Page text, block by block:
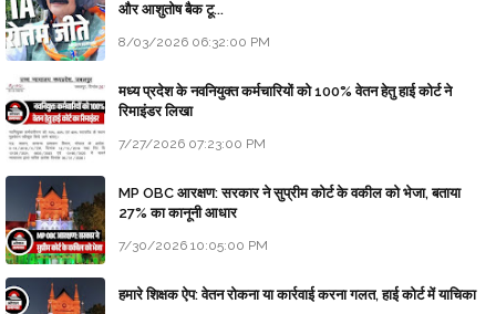
और आशुतोष बैक टू...
8/03/2026 06:32:00 PM
मध्य प्रदेश के नवनियुक्त कर्मचारियों को 100% वेतन हेतु हाई कोर्ट ने
रिमाइंडर लिखा
7/27/2026 07:23:00 PM
MP OBC आरक्षण: सरकार ने सुप्रीम कोर्ट के वकील को भेजा, बताया
27% का कानूनी आधार
7/30/2026 10:05:00 PM
हमारे शिक्षक ऐप: वेतन रोकना या कार्रवाई करना गलत, हाई कोर्ट में याचिका